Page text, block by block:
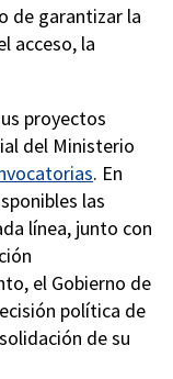
de garantizar la
acceso, la
proyectos
del Ministerio
. En
las
línea, junto con
el Gobierno de
política de
de su